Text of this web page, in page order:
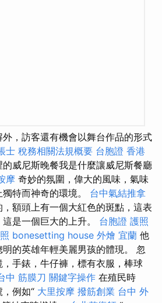
，訪客還有機會以舞台作品的形式
士 稅務相關法規概要 台胞證 香港
威尼斯晚餐我是什麼讓威尼斯餐廳
摩 奇妙的氛圍，偉大的風味，氣味
特而神奇的環境。 台中氣結推拿
額頭上有一個大紅色的斑點，這表
是一個巨大的上升。 台胞證 護照
bonesetting house 外燴 宜蘭 他
的英雄年輕美麗男孩的體現。 忽
手錶，牛仔褲，標有衣服，棒球
中 筋膜刀 關鍵字操作 在殖民時
例如“ 大里按摩 撥筋創業 台中 外